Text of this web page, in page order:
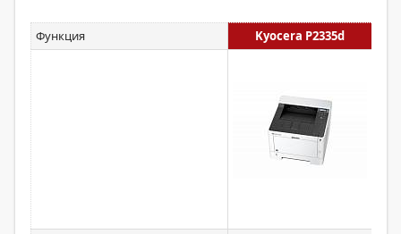
Функция Kyocera P2335d